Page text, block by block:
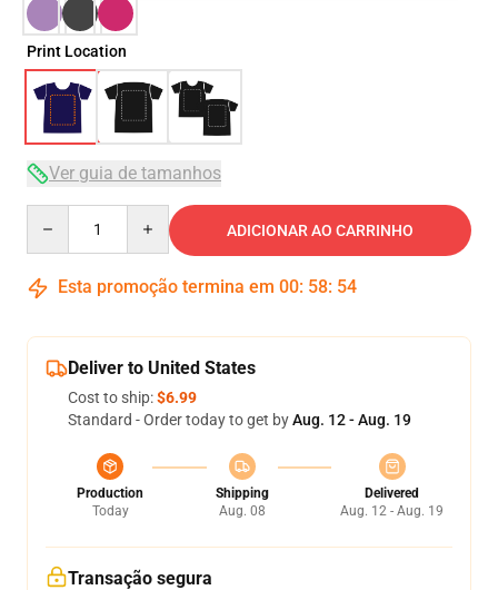
Print Location
Ver guia de tamanhos
ADICIONAR AO CARRINHO
Esta promoção termina em 00: 58: 54
Deliver to United States
Cost to ship:$6.99
Standard - Order today to get byAug. 12 - Aug. 19
Production
Today
Shipping
Aug. 08
Delivered
Aug. 12 - Aug. 19
Transação segura